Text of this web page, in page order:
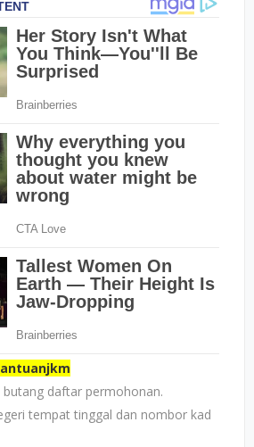
butang daftar permohonan.
tempat tinggal dan nombor kad